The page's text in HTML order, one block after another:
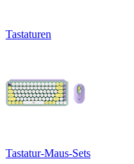
Tastaturen
Tastatur-Maus-Sets